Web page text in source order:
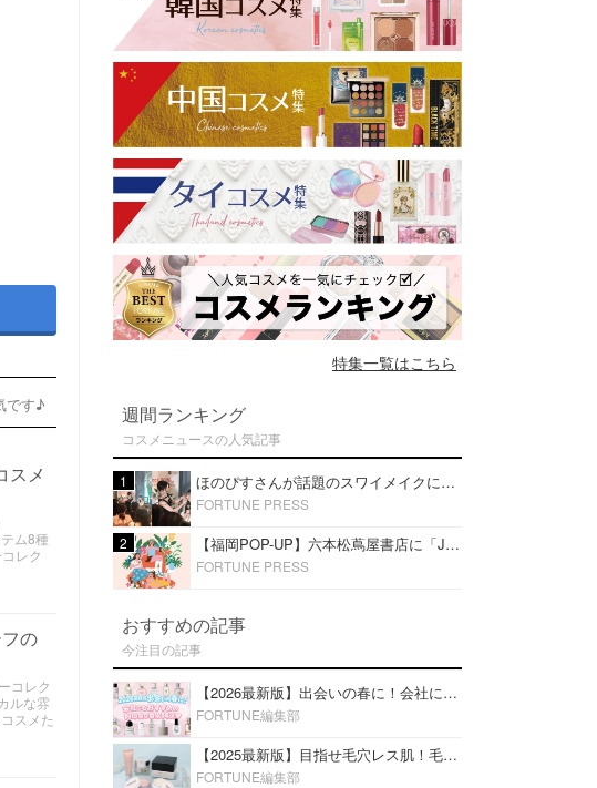
です♪
スメ
ム8種
レク
の
コレク
ルな雰
スメた
特集一覧はこちら
週間ランキング
コスメニュースの人気記事
1 ほのぴすさんが話題のスワイメイクに挑戦！タイコスメを使ったメイクショーを福岡・六本松 蔦屋書店で開催
FORTUNE PRESS
2 【福岡POP-UP】六本松蔦屋書店に「JFラボコスメ」出店！ほのぴす出演スワイメイクショーを開催！
FORTUNE PRESS
おすすめの記事
今注目の記事
【2026最新版】出会いの春に！会社にもおすすめの好印象な香水14選♡ビジネスの場での香水マナーも
FORTUNE編集部
【2025最新版】目指せ毛穴レス肌！毛穴を埋めて隠す「おすすめ部分用下地＆プライマー」ランキング♡
FORTUNE編集部